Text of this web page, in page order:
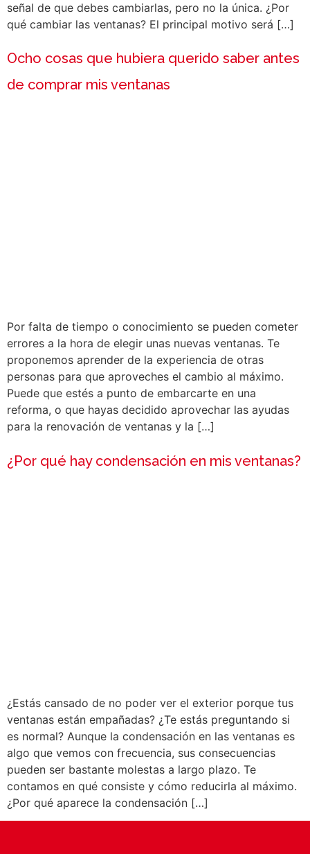
señal de que debes cambiarlas, pero no la única. ¿Por
qué cambiar las ventanas? El principal motivo será […]
Ocho cosas que hubiera querido saber antes
de comprar mis ventanas
Por falta de tiempo o conocimiento se pueden cometer
errores a la hora de elegir unas nuevas ventanas. Te
proponemos aprender de la experiencia de otras
personas para que aproveches el cambio al máximo.
Puede que estés a punto de embarcarte en una
reforma, o que hayas decidido aprovechar las ayudas
para la renovación de ventanas y la […]
¿Por qué hay condensación en mis ventanas?
¿Estás cansado de no poder ver el exterior porque tus
ventanas están empañadas? ¿Te estás preguntando si
es normal? Aunque la condensación en las ventanas es
algo que vemos con frecuencia, sus consecuencias
pueden ser bastante molestas a largo plazo. Te
contamos en qué consiste y cómo reducirla al máximo.
¿Por qué aparece la condensación […]